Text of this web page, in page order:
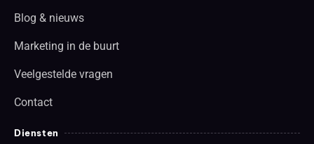
Blog & nieuws
Marketing in de buurt
Veelgestelde vragen
Contact
Diensten